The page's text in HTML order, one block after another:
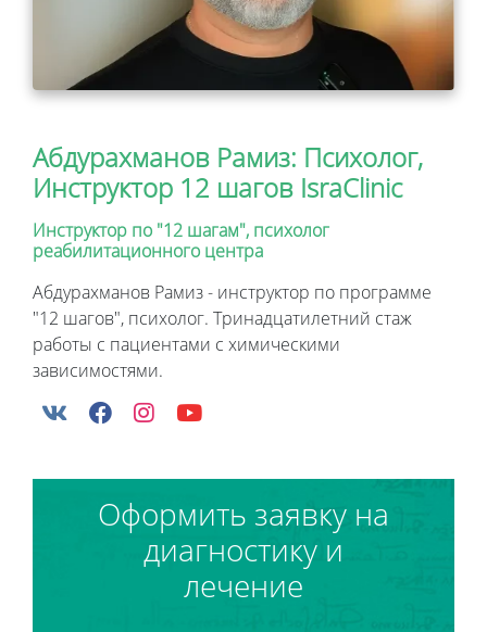
Абдурахманов Рамиз: Психолог,
Инструктор 12 шагов IsraClinic
Инструктор по "12 шагам", психолог
реабилитационного центра
Абдурахманов Рамиз - инструктор по программе
"12 шагов", психолог. Тринадцатилетний стаж
работы с пациентами с химическими
зависимостями.
Оформить заявку на
диагностику и
лечение